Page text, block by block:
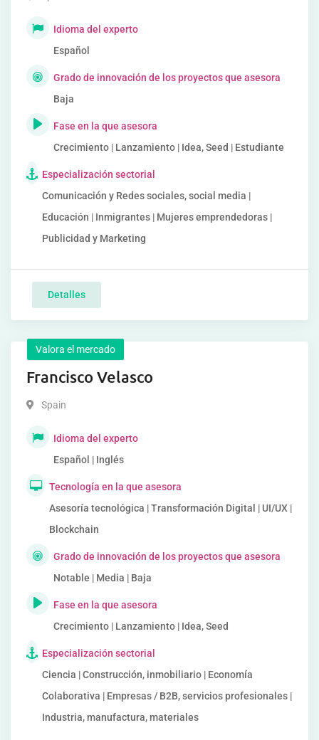
Idioma del experto
Español
Grado de innovación de los proyectos que asesora
Baja
Fase en la que asesora
Crecimiento | Lanzamiento | Idea, Seed | Estudiante
Especialización sectorial
Comunicación y Redes sociales, social media |
Educación | Inmigrantes | Mujeres emprendedoras |
Publicidad y Marketing
Detalles
Valora el mercado
Francisco Velasco
Spain
Idioma del experto
Español | Inglés
Tecnología en la que asesora
Asesoría tecnológica | Transformación Digital | UI/UX |
Blockchain
Grado de innovación de los proyectos que asesora
Notable | Media | Baja
Fase en la que asesora
Crecimiento | Lanzamiento | Idea, Seed
Especialización sectorial
Ciencia | Construcción, inmobiliario | Economía
Colaborativa | Empresas / B2B, servicios profesionales |
Industria, manufactura, materiales